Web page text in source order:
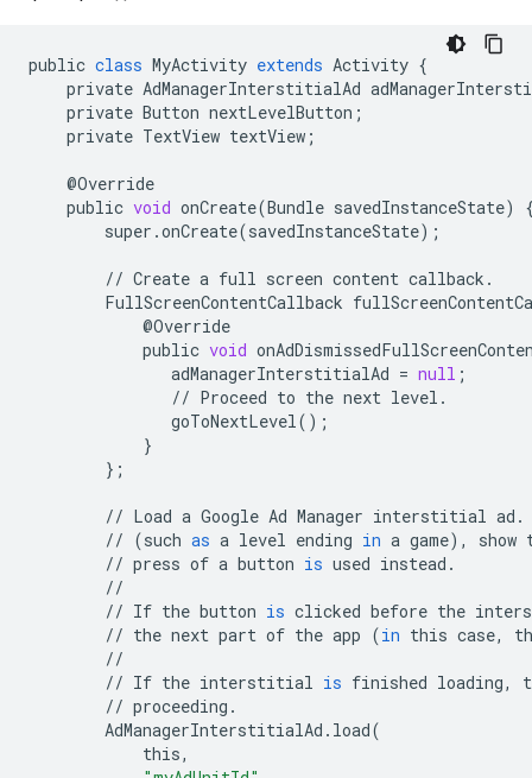
public class MyActivity extends Activity {
private AdManagerInterstitialAd
private Button nextLevelButton ;
private TextView textView ;
@Override
public void onCreate(Bundle savedInstanceState)
super .onCreate(savedInstanceState);
// Create a full screen content callback .
FullScreenContentCallback
@Override
public void
adManagerInterstitialAd = null ;
// Proceed to the next level .
goToNextLevel();
}
};
// Load a Google Ad Manager interstitial ad .
// (such as a level ending in a game), show
// press of a button is used instead .
//
// If the button is clicked before the
// the next part of the app (in this case,
//
// If the interstitial is finished loading,
// proceeding .
AdManagerInterstitialAd . load(
this,